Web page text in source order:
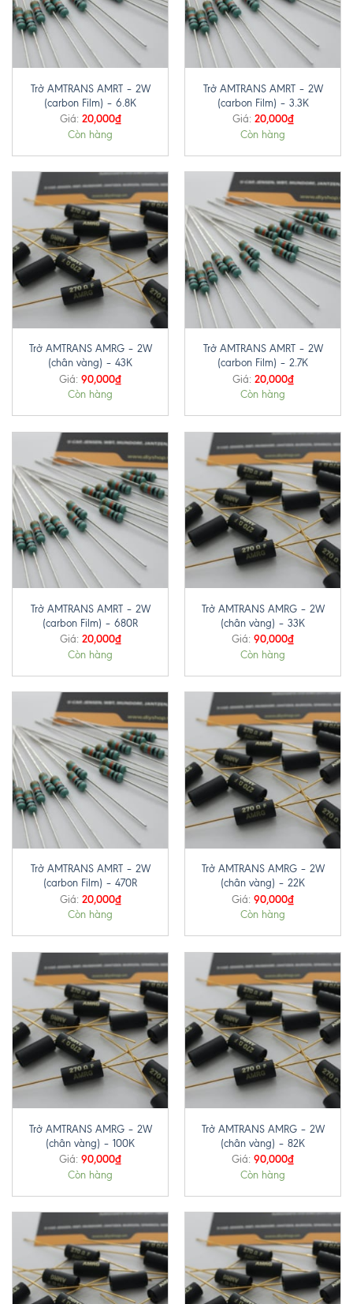
Trở AMTRANS AMRT – 2W
(carbon Film) – 6.8K
Giá: 20,000₫
Còn hàng
Trở AMTRANS AMRT – 2W
(carbon Film) – 3.3K
Giá: 20,000₫
Còn hàng
Trở AMTRANS AMRG – 2W
(chân vàng) – 43K
Giá: 90,000₫
Còn hàng
Trở AMTRANS AMRT – 2W
(carbon Film) – 2.7K
Giá: 20,000₫
Còn hàng
Trở AMTRANS AMRT – 2W
(carbon Film) – 680R
Giá: 20,000₫
Còn hàng
Trở AMTRANS AMRG – 2W
(chân vàng) – 33K
Giá: 90,000₫
Còn hàng
Trở AMTRANS AMRT – 2W
(carbon Film) – 470R
Giá: 20,000₫
Còn hàng
Trở AMTRANS AMRG – 2W
(chân vàng) – 22K
Giá: 90,000₫
Còn hàng
Trở AMTRANS AMRG – 2W
(chân vàng) – 100K
Giá: 90,000₫
Còn hàng
Trở AMTRANS AMRG – 2W
(chân vàng) – 82K
Giá: 90,000₫
Còn hàng